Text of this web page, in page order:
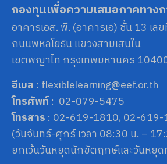
กองทุนเพื่อความเสมอภาคทาง
อาคารเอส. พี. (อาคารเอ) ชั้น 13 เล
ถนนพหลโยธิน แขวงสามเสนใน
เขตพญาไท กรุงเทพมหานคร
อีเมล : flexiblelearning@eef.or.th
โทรศัพท์: 02-079-5475
โทรสาร : 02-619-1810, 02-619-
(วันจันทร์-ศุกร์ เวลา 08:30 น. –
ยกเว้นวันหยุดนักขัตฤกษ์และวันหยุด